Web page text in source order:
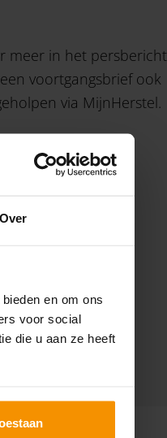
Over
en om ons
voor social
die u aan ze heeft
meer in het persbericht
voortgangsbrief ook
via MijnHerstel.